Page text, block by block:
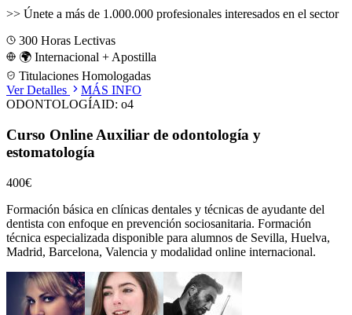
>> Únete a más de 1.000.000 profesionales interesados en el sector
300 Horas Lectivas
🌍 Internacional + Apostilla
Titulaciones Homologadas
Ver Detalles
MÁS INFO
ODONTOLOGÍAID: o4
Curso Online Auxiliar de odontología y
estomatología
400€
Formación básica en clínicas dentales y técnicas de ayudante del
dentista con enfoque en prevención sociosanitaria. Formación
técnica especializada disponible para alumnos de Sevilla, Huelva,
Madrid, Barcelona, Valencia y modalidad online internacional.